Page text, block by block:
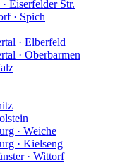
· Eiserfelder Str.
· Spich
· Elberfeld
· Oberbarmen
· Weiche
· Kielseng
· Wittorf